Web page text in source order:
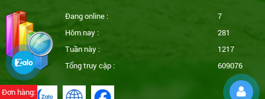
Đang online :
7
Hôm nay :
281
Tuần này :
1217
Tổng truy cập :
609076
Đơn hàng: